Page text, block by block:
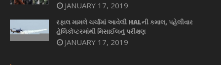
JANUARY 17, 2019
રફાલ મામલે ચર્ચામાં આવેલી HALની કમાલ, પહેલીવાર
હેલિકોપ્ટરમાંથી મિસાઈલનું પરીક્ષણ
JANUARY 17, 2019